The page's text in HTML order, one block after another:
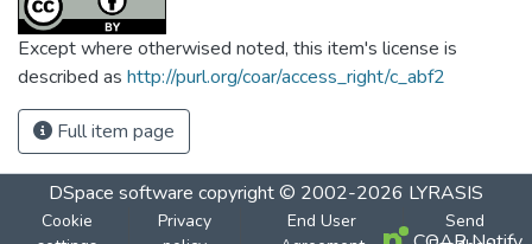
Except where otherwised noted, this item's license is
described as http://purl.org/coar/access_right/c_abf2
Full item page
DSpace software copyright © 2002-2026 LYRASIS
Cookie
Privacy
End User
Send